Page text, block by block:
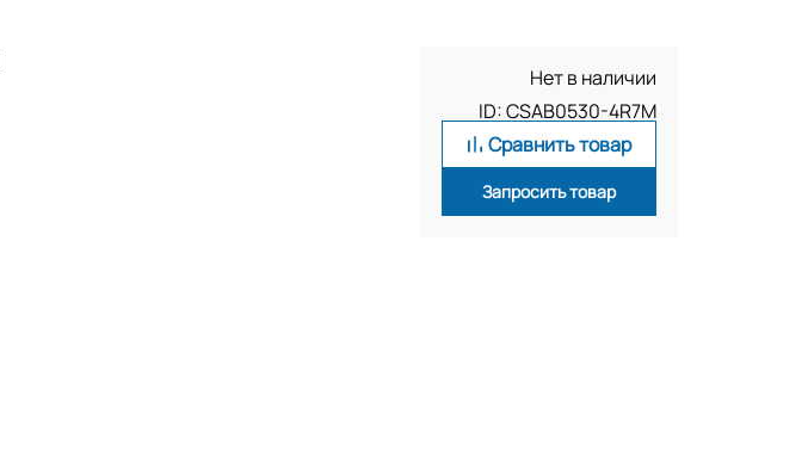
Нет в наличии
ID: CSAB0530-4R7M
Сравнить товар
Запросить товар